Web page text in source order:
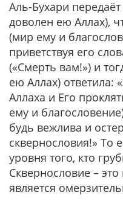
Аль-Бухари
доволен ею Аллах),
(мир ему и
приветствуя его
(«Смерть вам!») и
ею Аллах) ответила:
Аллаха и Его
ему и
будь вежлива и
сквернословия!» То
уровня того, кто
Сквернословие –
является